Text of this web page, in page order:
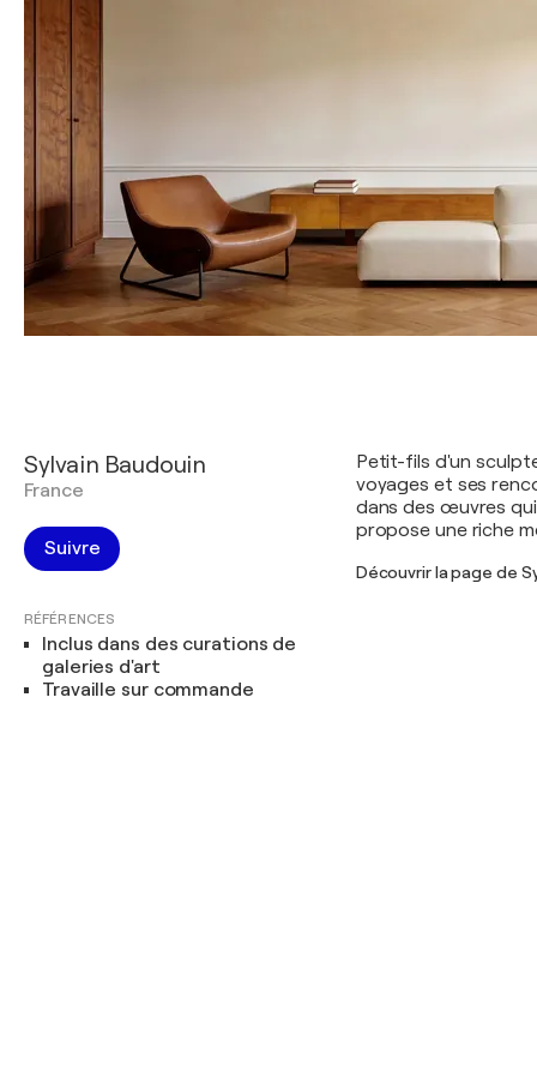
Sylvain Baudouin
France
Suivre
RÉFÉRENCES
Inclus dans des curations de
galeries d'art
Travaille sur commande
Petit-fils d'un
voyages et ses
dans des œuvres
propose une riche
Découvrir la page de